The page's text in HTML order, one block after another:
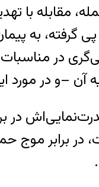
مقابله
در
–و در مورد
در
برابر موج